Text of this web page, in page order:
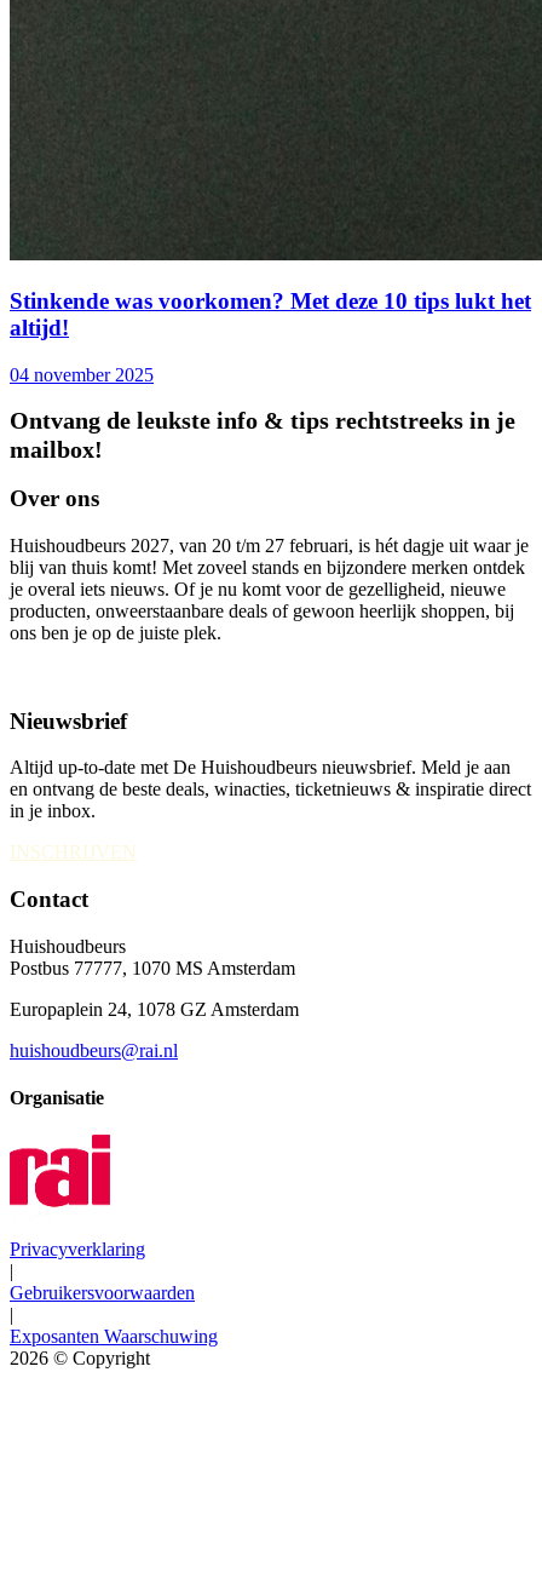
Stinkende was voorkomen? Met deze 10 tips lukt het
altijd!
04 november 2025
Ontvang de leukste info & tips rechtstreeks in je
mailbox!
Over ons
Huishoudbeurs 2027, van 20 t/m 27 februari, is hét dagje uit waar je
blij van thuis komt! Met zoveel stands en bijzondere merken ontdek
je overal iets nieuws. Of je nu komt voor de gezelligheid, nieuwe
producten, onweerstaanbare deals of gewoon heerlijk shoppen, bij
ons ben je op de juiste plek.
Nieuwsbrief
Altijd up-to-date met De Huishoudbeurs nieuwsbrief. Meld je aan
en ontvang de beste deals, winacties, ticketnieuws & inspiratie direct
in je inbox.
INSCHRIJVEN
Contact
Huishoudbeurs
Postbus 77777, 1070 MS Amsterdam
Europaplein 24, 1078 GZ Amsterdam
huishoudbeurs@rai.nl
Organisatie
Privacyverklaring
|
Gebruikersvoorwaarden
|
Exposanten Waarschuwing
2026 © Copyright